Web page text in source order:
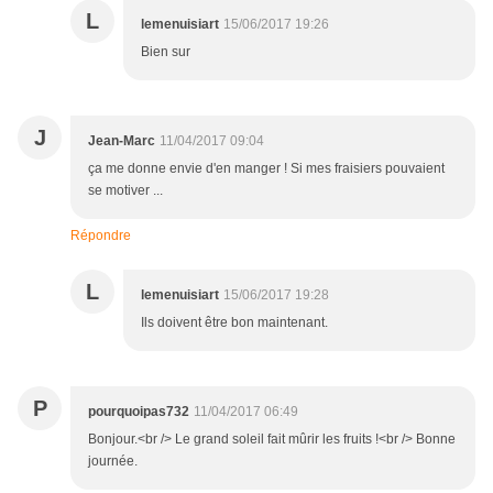
L lemenuisiart 15/06/2017 19:26
Bien sur
J Jean-Marc 11/04/2017 09:04
ça me donne envie d'en manger ! Si mes fraisiers pouvaient
se motiver ...
Répondre
L lemenuisiart 15/06/2017 19:28
Ils doivent être bon maintenant.
P pourquoipas732 11/04/2017 06:49
Bonjour.<br /> Le grand soleil fait mûrir les fruits !<br /> Bonne
journée.